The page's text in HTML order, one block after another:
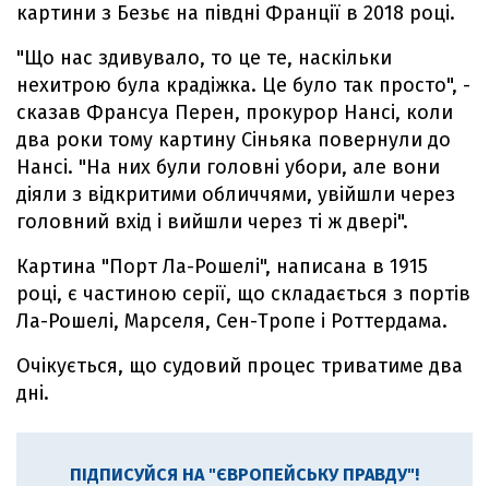
картини з Безьє на півдні Франції в 2018 році.
"Що нас здивувало, то це те, наскільки
нехитрою була крадіжка. Це було так просто", -
сказав Франсуа Перен, прокурор Нансі, коли
два роки тому картину Сіньяка повернули до
Нансі. "На них були головні убори, але вони
діяли з відкритими обличчями, увійшли через
головний вхід і вийшли через ті ж двері".
Картина "Порт Ла-Рошелі", написана в 1915
році, є частиною серії, що складається з портів
Ла-Рошелі, Марселя, Сен-Тропе і Роттердама.
Очікується, що судовий процес триватиме два
дні.
ПІДПИСУЙСЯ НА "ЄВРОПЕЙСЬКУ ПРАВДУ"!